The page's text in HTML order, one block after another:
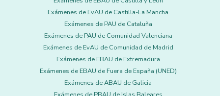
Exámenes de EvAU de Castilla-La Mancha
Exámenes de PAU de Cataluña
Exámenes de PAU de Comunidad Valenciana
Exámenes de EvAU de Comunidad de Madrid
Exámenes de EBAU de Extremadura
Exámenes de EBAU de Fuera de España (UNED)
Exámenes de ABAU de Galicia